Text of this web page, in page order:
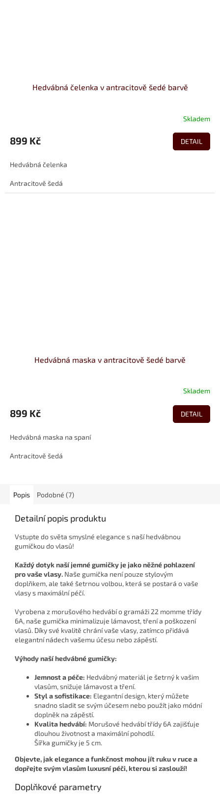
Hedvábná čelenka v antracitově šedé barvě
Skladem
899 Kč DETAIL
Hedvábná čelenka
Antracitově šedá
Hedvábná maska v antracitově šedé barvě
Skladem
899 Kč DETAIL
Hedvábná maska na spaní
Antracitově šedá
Popis Podobné (7)
Detailní popis produktu
Vstupte do světa smyslné elegance s naší hedvábnou
gumičkou do vlasů!
Každý dotyk naší jemné gumičky je jako něžné pohlazení
pro vaše vlasy. Naše gumička není pouze stylovým
doplňkem, ale také šetrnou volbou, která se postará o vaše
vlasy s maximální péčí.
Vyrobena z morušového hedvábí o gramáži 22 momme třídy
6A, naše gumička minimalizuje lámavost, tření a poškození
vlasů. Díky své kvalitě chrání vaše vlasy, zatímco přidává
elegantní nádech vašemu účesu nebo zápěstí.
Výhody naší hedvábné gumičky:
Jemnost a péče: Hedvábný materiál je šetrný k vašim
vlasům, snižuje lámavost a tření.
Styl a sofistikace: Elegantní design, který můžete
snadno sladit se svým účesem nebo použít jako módní
doplněk na zápěstí.
Kvalita hedvábí: Morušové hedvábí třídy 6A zajišťuje
dlouhou životnost a maximální pohodlí.
Šířka gumičky je 5 cm.
Objevte, jak elegance a funkčnost mohou jít ruku v ruce a
dopřejte svým vlasům luxusní péči, kterou si zaslouží!
Doplňkové parametry